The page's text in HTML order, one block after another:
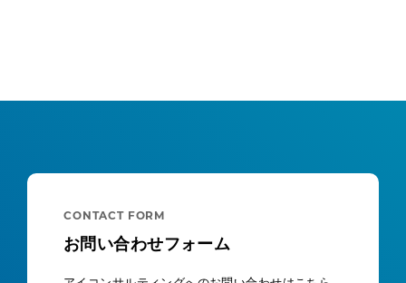
CONTACT FORM
お問い合わせフォーム